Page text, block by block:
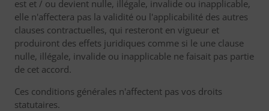
est et / ou devient nulle, illégale, invalide ou inapplicable,
elle n'affectera pas la validité ou l'applicabilité des autres
clauses contractuelles, qui resteront en vigueur et
produiront des effets juridiques comme si le une clause
nulle, illégale, invalide ou inapplicable ne faisait pas partie
de cet accord.
Ces conditions générales n'affectent pas vos droits
statutaires.